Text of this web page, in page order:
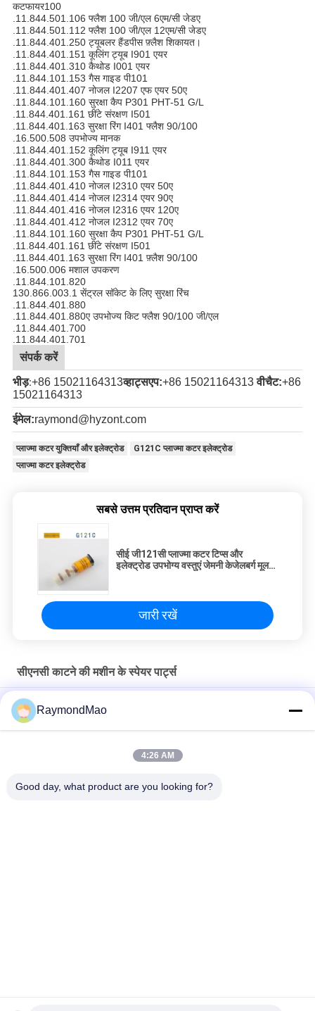
कटफायर100
.11.844.501.106 फ्लैश 100 जी/एल 6एम/सी जेडए
.11.844.501.112 फ्लैश 100 जी/एल 12एम/सी जेडए
.11.844.401.250 ट्यूबलर हैंडपीस फ़्लैश शिकायत।
.11.844.401.151 कूलिंग ट्यूब I901 एयर
.11.844.401.310 कैथोड I001 एयर
.11.844.101.153 गैस गाइड पी101
.11.844.401.407 नोजल I2207 एफ एयर 50ए
.11.844.101.160 सुरक्षा कैप P301 PHT-51 G/L
.11.844.401.161 छींटे संरक्षण I501
.11.844.401.163 सुरक्षा रिंग I401 फ्लैश 90/100
.16.500.508 उपभोज्य मानक
.11.844.401.152 कूलिंग ट्यूब I911 एयर
.11.844.401.300 कैथोड I011 एयर
.11.844.101.153 गैस गाइड पी101
.11.844.401.410 नोजल I2310 एयर 50ए
.11.844.401.414 नोजल I2314 एयर 90ए
.11.844.401.416 नोजल I2316 एयर 120ए
.11.844.401.412 नोजल I2312 एयर 70ए
.11.844.101.160 सुरक्षा कैप P301 PHT-51 G/L
.11.844.401.161 छींटे संरक्षण I501
.11.844.401.163 सुरक्षा रिंग I401 फ़्लैश 90/100
.16.500.006 मशाल उपकरण
.11.844.101.820
130.866.003.1 सेंट्रल सॉकेट के लिए सुरक्षा रिंच
.11.844.401.880
.11.844.401.880ए उपभोज्य किट फ्लैश 90/100 जी/एल
.11.844.401.700
.11.844.401.701
संपर्क करें
भीड़:+86 15021164313व्हाट्सएप:+86 15021164313 वीचैट:+86
15021164313
ईमेल:raymond@hyzont.com
प्लाज्मा कटर युक्तियाँ और इलेक्ट्रोड
G121C प्लाज्मा कटर इलेक्ट्रोड
प्लाज्मा कटर इलेक्ट्रोड
सबसे उत्तम प्रतिदान प्राप्त करें
सीई जी121सी प्लाज्मा कटर टिप्स और
इलेक्ट्रोड उपभोग्य वस्तुएं जेमनी केजेलबर्ग मूल
जारी रखें
सीएनसी काटने की मशीन के स्पेयर पार्ट्स
50/60 हर्ट्ज कॉपर प्लाज्मा कटिंग टॉर्च
प्लाज्मा काटने वाली मशाल ठंडा और हाइपरथर्म 028872 प्लाज्मा काटने वाली ठंडा
RaymondMao
4:26 AM
Good day, what product are you looking for?